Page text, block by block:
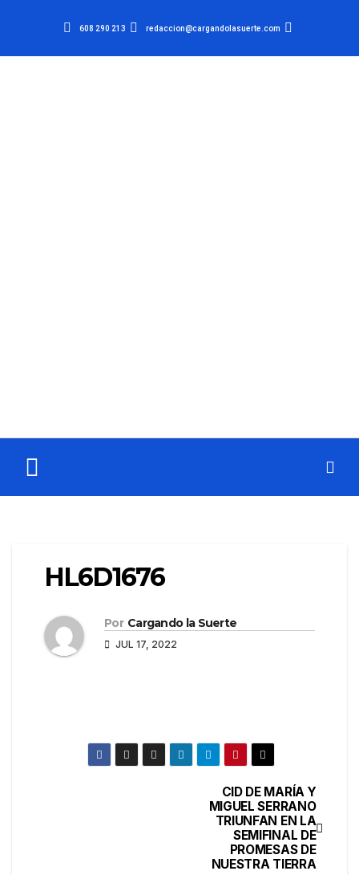
608 290 213 redaccion@cargandolasuerte.com
HL6D1676
Por Cargando la Suerte
JUL 17, 2022
CID DE MARÍA Y
MIGUEL SERRANO
TRIUNFAN EN LA
SEMIFINAL DE
PROMESAS DE
NUESTRA TIERRA